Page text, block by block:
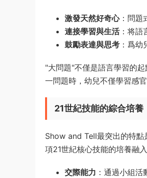
激發天然好奇心：問題
連接學習與生活：将語
鼓勵表達與思考 ：爲
"大問題"不僅是語言學習的
一問題時，幼兒不僅學習感
21世紀技能的綜合培養
Show and Tell最突出的特點
項21世紀核心技能的培養融
交際能力 ：通過小組